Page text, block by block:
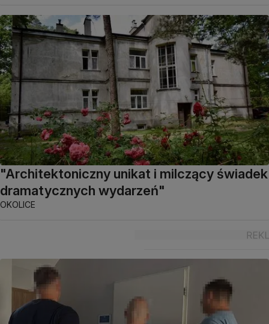
"Architektoniczny unikat i milczący świadek
dramatycznych wydarzeń"
OKOLICE